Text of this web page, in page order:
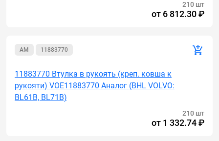
210 шт
от 6 812.30 ₽
AM 11883770
11883770 Втулка в рукоять (креп. ковша к
рукояти) VOE11883770 Аналог (BHL VOLVO:
BL61B, BL71B)
210 шт
от 1 332.74 ₽